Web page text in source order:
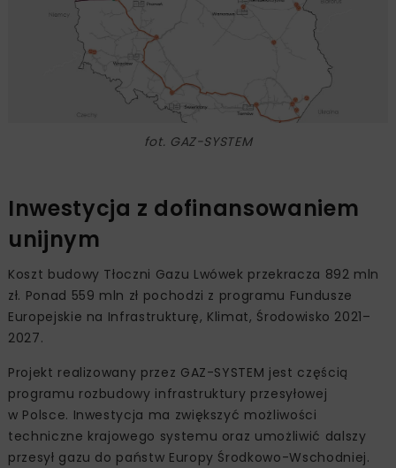
fot. GAZ-SYSTEM
Inwestycja z dofinansowaniem
unijnym
Koszt budowy Tłoczni Gazu Lwówek przekracza 892 mln
zł. Ponad 559 mln zł pochodzi z programu Fundusze
Europejskie na Infrastrukturę, Klimat, Środowisko 2021–
2027.
Projekt realizowany przez GAZ-SYSTEM jest częścią
programu rozbudowy infrastruktury przesyłowej
w Polsce. Inwestycja ma zwiększyć możliwości
techniczne krajowego systemu oraz umożliwić dalszy
przesył gazu do państw Europy Środkowo-Wschodniej.